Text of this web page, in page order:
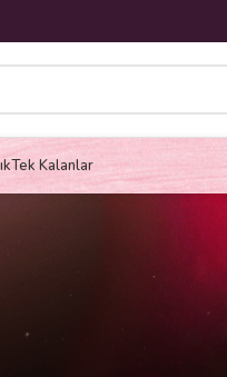
Tek Kalanlar